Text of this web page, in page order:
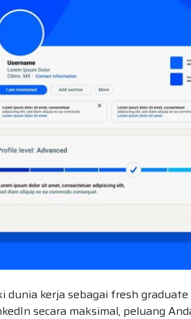
dunia kerja sebagai fresh
secara maksimal, peluang